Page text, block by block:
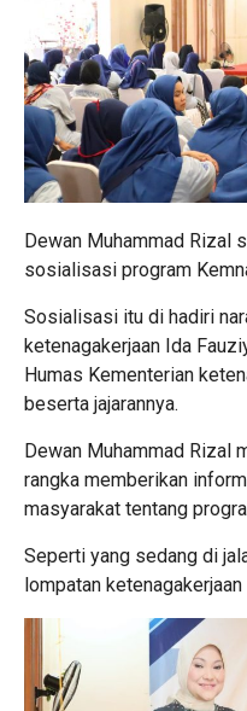
Dewan Muhammad Rizal
sosialisasi program
Sosialisasi itu di hadiri
ketenagakerjaan Ida
Humas Kementerian
beserta jajarannya.
Dewan Muhammad Rizal
rangka memberikan
masyarakat tentang
Seperti yang sedang di
lompatan ketenagakerjaan